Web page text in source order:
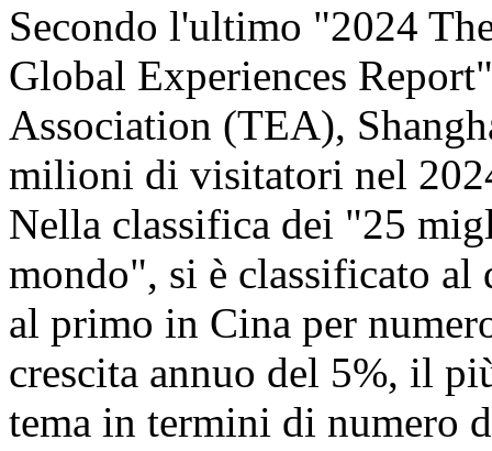
Secondo l'ultimo "2024
Global Experiences
Association (TEA),
milioni di visitatori nel
Nella classifica dei "25
mondo", si è classificato
al primo in Cina per
crescita annuo del 5%, il
tema in termini di numero